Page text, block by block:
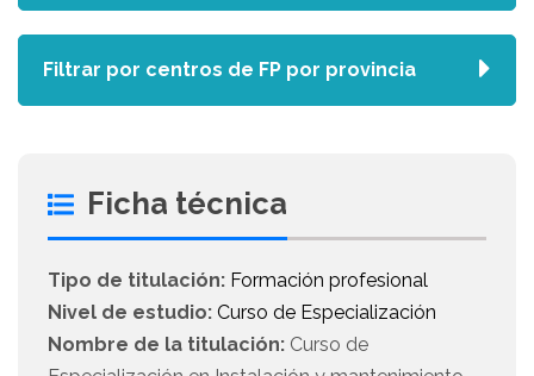
Ficha técnica
Tipo de titulación: Formación profesional
Nivel de estudio: Curso de Especialización
Nombre de la titulación: Curso de
Filtrar por centros de FP por provincia